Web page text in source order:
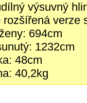
výsuvný
rozšířená verze
694cm
1232cm
48cm
40,2kg